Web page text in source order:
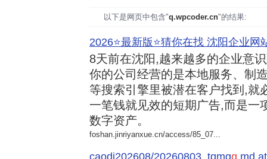
以下是网页中包含"q.wpcoder.cn"的结果:
2026⭐️最新版⭐️猜你在找 沈阳企业网
8天前在沈阳,越来越多的企业意
你的公司经营的是本地服务、制
等搜索引擎里被潜在客户找到,就
一笔钱就见效的短期广告,而是一
数字资产。
foshan.jinriyanxue.cn/access/85_07...
caodi202608/20260803_tqmgq.md